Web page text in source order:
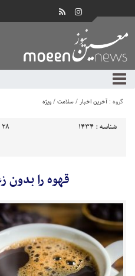
گروه : آخرین اخبار/سلامت/ویژه
شناسه : 1434 28 ژوئن 2020 - 1:46
قهوه را بدون